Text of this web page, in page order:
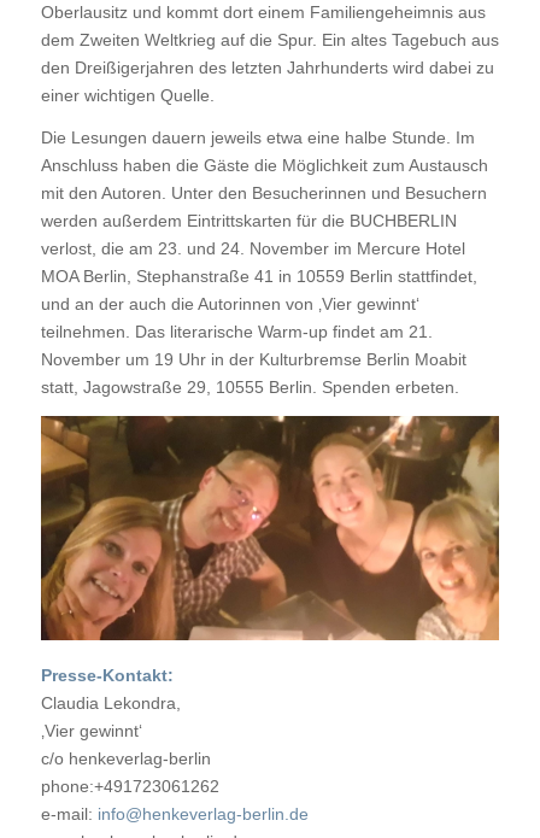
Oberlausitz und kommt dort einem Familiengeheimnis aus
dem Zweiten Weltkrieg auf die Spur. Ein altes Tagebuch aus
den Dreißigerjahren des letzten Jahrhunderts wird dabei zu
einer wichtigen Quelle.
Die Lesungen dauern jeweils etwa eine halbe Stunde. Im
Anschluss haben die Gäste die Möglichkeit zum Austausch
mit den Autoren. Unter den Besucherinnen und Besuchern
werden außerdem Eintrittskarten für die BUCHBERLIN
verlost, die am 23. und 24. November im Mercure Hotel
MOA Berlin, Stephanstraße 41 in 10559 Berlin stattfindet,
und an der auch die Autorinnen von ‚Vier gewinnt‘
teilnehmen. Das literarische Warm-up findet am 21.
November um 19 Uhr in der Kulturbremse Berlin Moabit
statt, Jagowstraße 29, 10555 Berlin. Spenden erbeten.
Presse-Kontakt:
Claudia Lekondra,
‚Vier gewinnt‘
c/o henkeverlag-berlin
phone:+491723061262
e-mail: info@henkeverlag-berlin.de